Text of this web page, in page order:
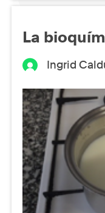
La
Ingrid